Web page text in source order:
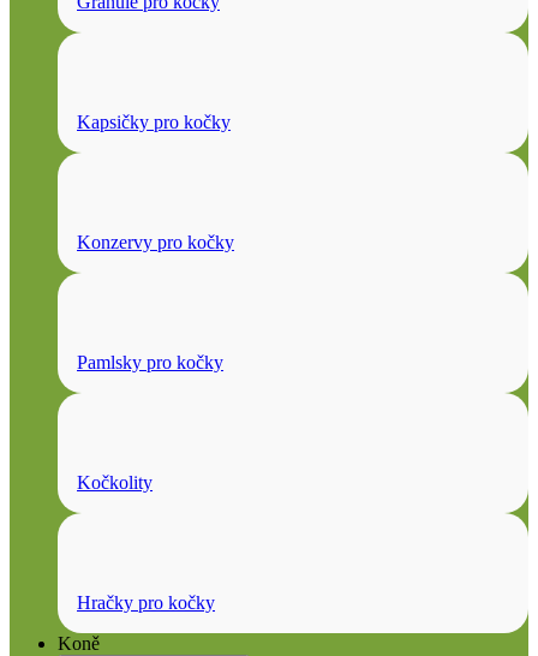
Kapsičky pro kočky
Konzervy pro kočky
Pamlsky pro kočky
Kočkolity
Hračky pro kočky
Koně